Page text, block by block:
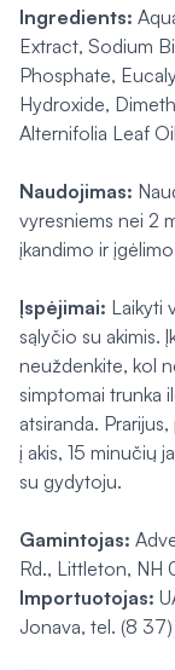
Ingredients:
Extract, Sodium
Phosphate,
Hydroxide,
Alternifolia Leaf
Naudojimas:
vyresniems nei 2
įkandimo ir
Įspėjimai: Laikyti
sąlyčio su akimis.
neuždenkite, kol
simptomai trunka
atsiranda.
į akis, 15 minučių
su gydytoju.
Gamintojas:
Rd., Littleton, NH
Importuotojas:
Jonava, tel. (8